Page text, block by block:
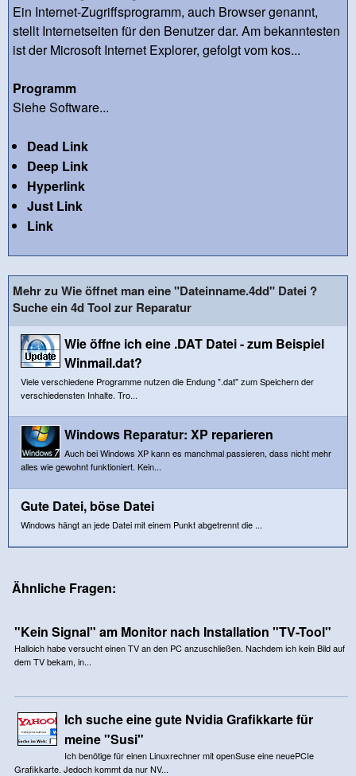
Ein Internet-Zugriffsprogramm, auch Browser genannt,
stellt Internetseiten für den Benutzer dar. Am bekanntesten
ist der Microsoft Internet Explorer, gefolgt vom kos...
Programm
Siehe Software...
Dead Link
Deep Link
Hyperlink
Just Link
Link
Mehr zu Wie öffnet man eine "Dateinname.4dd" Datei ?
Suche ein 4d Tool zur Reparatur
Wie öffne ich eine .DAT Datei - zum Beispiel
Winmail.dat?
Viele verschiedene Programme nutzen die Endung ".dat" zum Speichern der
verschiedensten Inhalte. Tro...
Windows Reparatur: XP reparieren
Auch bei Windows XP kann es manchmal passieren, dass nicht mehr
alles wie gewohnt funktioniert. Kein...
Gute Datei, böse Datei
Windows hängt an jede Datei mit einem Punkt abgetrennt die ...
Ähnliche Fragen:
"Kein Signal" am Monitor nach Installation "TV-Tool"
Halloich habe versucht einen TV an den PC anzuschließen. Nachdem ich kein Bild auf
dem TV bekam, in...
Ich suche eine gute Nvidia Grafikkarte für
meine "Susi"
Ich benötige für einen Linuxrechner mit openSuse eine neuePCIe
Grafikkarte. Jedoch kommt da nur NV...